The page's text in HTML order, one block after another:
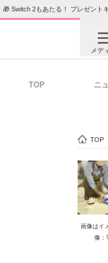
🎁 Switch 2もあたる！ プレゼント
メデ
TOP ニ
TOP
画像はイ
像：